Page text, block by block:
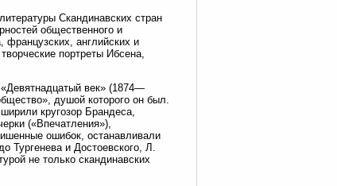
Скандинавских стран
общественного и
английских и
портреты Ибсена,
век» (1874—
душой которого он был.
кругозор Брандеса,
(«Впечатления»),
ошибок, останавливали
Тургенева и Достоевского, Л.
не только скандинавских